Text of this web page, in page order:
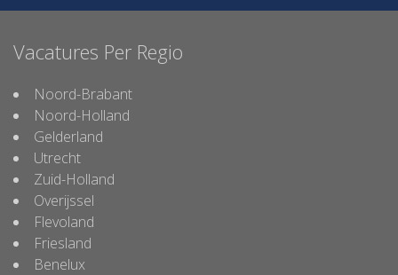
Vacatures Per Regio
Noord-Brabant
Noord-Holland
Gelderland
Utrecht
Zuid-Holland
Overijssel
Flevoland
Friesland
Benelux